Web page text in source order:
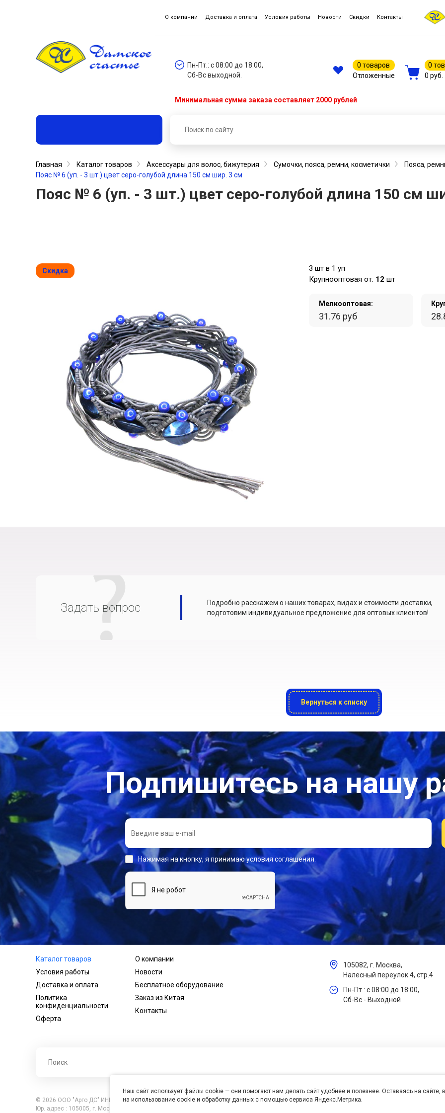
О компании Доставка и оплата Условия работы Новости Скидки Контакты
Пн-Пт.: с 08:00 до 18:00,
Сб-Вс выходной.
0 товаров
Отложенные
0
0 руб.
Минимальная сумма заказа составляет 2000 рублей
Главная Каталог товаров Аксессуары для волос, бижутерия Сумочки, пояса, ремни, косметички
Пояса,
Пояс № 6 (уп. - 3 шт.) цвет серо-голубой длина 150 см шир. 3 см
Пояс № 6 (уп. - 3 шт.) цвет серо-голубой длина 150 см
Скидка
3 шт в 1 уп
Крупнооптовая от: 12 шт
Мелкооптовая:
31.76 руб
Задать вопрос
Подробно расскажем о наших товарах, видах и стоимости доставки,
подготовим индивидуальное предложение для оптовых клиентов!
Вернуться к списку
Подпишитесь на нашу
Нажимая на кнопку, я принимаю условия соглашения.
Каталог товаров
Условия работы
Доставка и оплата
Политика
конфиденциальности
Оферта
О компании
Новости
Бесплатное оборудование
Заказ из Китая
Контакты
105082, г. Москва,
Налесный переулок 4, стр.4
Пн-Пт.: с 08:00 до 18:00,
Сб-Вс - Выходной
© 2026 ООО "Арго ДС" ИНН 7701121430 ОГРН 1027739360417, Все права защищены
Юр. адрес : 105005, г. Москва, ул. Бауманская, д.20, стр. 3
Наш сайт использует файлы cookie — они помогают нам делать сайт удобнее и полезнее. Оставаясь на сайте,
на использование cookie и обработку данных с помощью сервиса Яндекс.Метрика.